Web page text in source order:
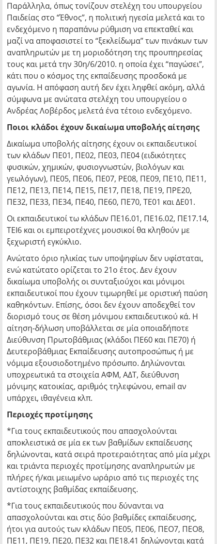
Παράλληλα, όπως τονίζουν στελέχη του υπουργείου
Παιδείας στο “Έθνος”, η πολιτική ηγεσία μελετά και το
ενδεχόμενο η παραπάνω ρύθμιση να επεκταθεί και
μαζί να αποφασιστεί το “ξεκλείδωμα” των πινάκων των
αναπληρωτών με τη μοριοδότηση της προυπηρεσίας
τους και μετά την 30η/6/2010. η οποία έχει “παγώσει”,
κάτι που ο κόσμος της εκπαίδευσης προσδοκά με
αγωνία. Η απόφαση αυτή δεν έχει ληφθεί ακόμη, αλλά
σύμφωνα με ανώτατα στελέχη του υπουργείου ο
Ανδρέας Λοβέρδος μελετά ένα τέτοιο ενδεχόμενο.
Ποιοι κλάδοι έχουν δικαίωμα υποβολής αίτησης
Δικαίωμα υποβολής αίτησης έχουν οι εκπαιδευτικοί
των κλάδων ΠΕ01, ΠΕ02, ΠΕ03, ΠΕ04 (ειδικότητες
φυσικών, χημικών, φυσιογνωστών, βιολόγων και
γεωλόγων), ΠΕ05, ΠΕ06, ΠΕ07, ΡΕ08, ΠΕ09, ΠΕ10, ΠΕ11,
ΠΕ12, ΠΕ13, ΠΕ14, ΠΕ15, ΠΕ17, ΠΕ18, ΠΕ19, ΠΡΕ20,
ΠΕ32, ΠΕ33, ΠΕ34, ΠΕ40, ΠΕ60, ΠΕ70, ΤΕ01 και ΔΕ01.
Οι εκπαιδευτικοί τω κλάδων ΠΕ16.01, ΠΕ16.02, ΠΕ17.14,
ΤΕΙ6 και οι εμπειροτέχνες μουσικοί θα κληθούν με
ξεχωριστή εγκύκλιο.
Ανώτατο όριο ηλικίας των υποψηφίων δεν υφίσταται,
ενώ κατώτατο ορίζεται το 21ο έτος. Δεν έχουν
δικαίωμα υποβολής οι συνταξιούχοι και μόνιμοι
εκπαιδευτικοί που έχουν τιμωρηθεί με οριστική παύση
καθηκόντων. Επίσης, όσοι δεν έχουν αποδεχθεί τον
διορισμό τους σε θέση μόνιμου εκπαιδευτικού κά. Η
αίτηση-δήλωση υποβάλλεται σε μία οποιαδήποτε
Διεύθυνση Πρωτοβάθμιας (κλάδοι ΠΕ60 και ΠΕ70) ή
Δευτεροβάθμιας Εκπαίδευσης αυτοπροσώπως ή με
νόμιμα εξουσιοδοτημένο πρόσωπο. Δηλώνονται
υποχρεωτικά τα στοιχεία ΑΦΜ, ΑΔΤ, διεύθυνση
μόνιμης κατοικίας, αριθμός τηλεφώνου, email αν
υπάρχει, ιθαγένεια κλπ.
Περιοχές προτίμησης
*Για τους εκπαιδευτικούς που απασχολούνται
αποκλειστικά σε μία εκ των βαθμίδων εκπαίδευσης
δηλώνονται, κατά σειρά προτεραιότητας από μία μέχρι
και τριάντα περιοχές προτίμησης αναπληρωτών με
πλήρες ή/και μειωμένο ωράριο από τις περιοχές της
αντίστοιχης βαθμίδας εκπαίδευσης.
*Για τους εκπαιδευτικούς που δύνανται να
απασχολούνται και στις δύο βαθμίδες εκπαίδευσης,
ήτοι για αυτούς των κλάδων ΠΕ05, ΠΕ06, ΠΕΟ7, ΠΕΟ8,
ΠΕ11, ΠΕ19, ΠΕ20, ΠΕ32 και ΠΕ18.41 δηλώνονται κατά